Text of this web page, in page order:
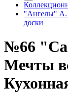
"Ангелы" А.
доски
№66
Мечты